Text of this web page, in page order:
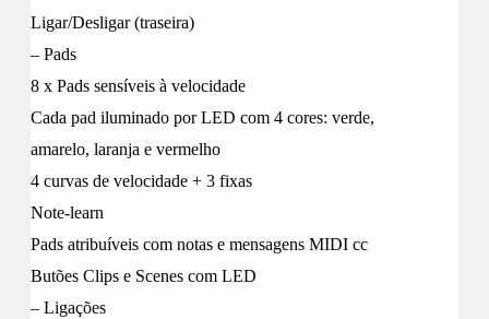
Ligar/Desligar (traseira)
– Pads
8 x Pads sensíveis à velocidade
Cada pad iluminado por LED com 4 cores: verde,
amarelo, laranja e vermelho
4 curvas de velocidade + 3 fixas
Note-learn
Pads atribuíveis com notas e mensagens MIDI cc
Butões Clips e Scenes com LED
– Ligações